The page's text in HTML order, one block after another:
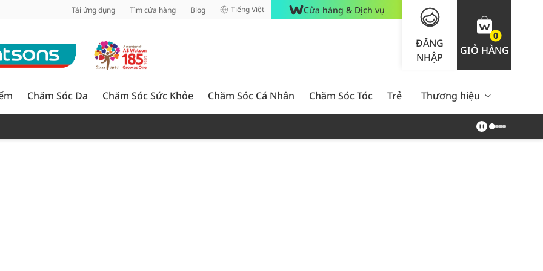
Tải ứng dụng Tìm cửa hàng Blog Tiếng Việt Cửa hàng & Dịch vụ
ĐĂNG
NHẬP
0
GIỎ HÀNG
Chăm Sóc Da Chăm Sóc Sức Khỏe Chăm Sóc Cá Nhân Chăm Sóc Tóc Trẻ Em Nam Giới Chăm Sóc
Thương hiệu